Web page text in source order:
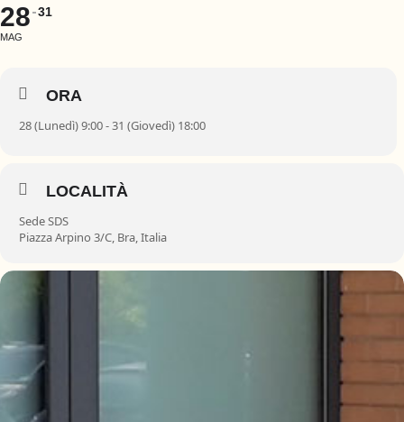
28
MAG
31
ORA
28 (Lunedì) 9:00 - 31 (Giovedì) 18:00
LOCALITÀ
Sede SDS
Piazza Arpino 3/C, Bra, Italia